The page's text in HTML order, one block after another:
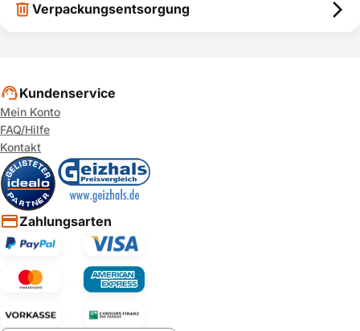
Verpackungsentsorgung
Kundenservice
Mein Konto
FAQ/Hilfe
Kontakt
Zahlungsarten